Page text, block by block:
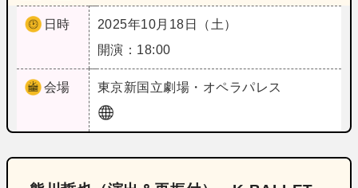
日時
2025年10月18日（土）
開演：18:00
会場 東京新国立劇場・オペラパレス